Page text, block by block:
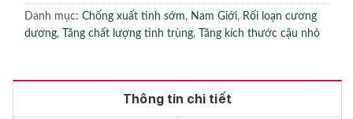
Danh mục: Chống xuất tinh sớm, Nam Giới, Rối loạn cương
dương, Tăng chất lượng tinh trùng, Tăng kích thước cậu nhỏ
Thông tin chi tiết